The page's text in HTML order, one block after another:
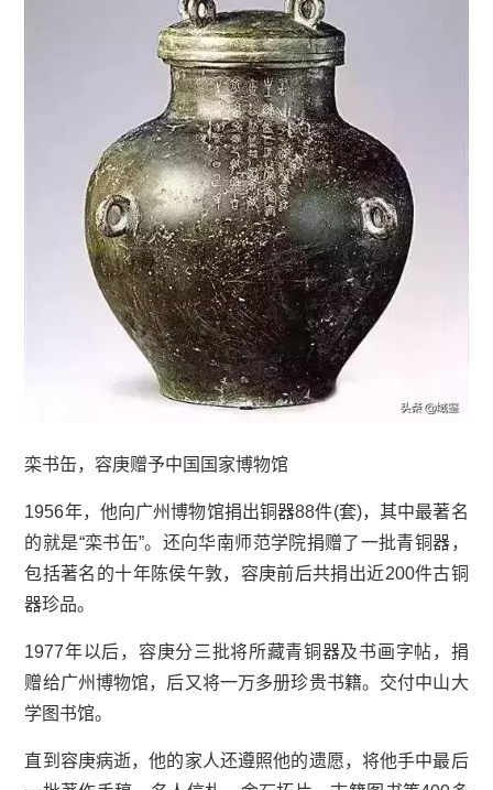
栾书缶，容庚赠予中国国家博物馆
1956年，他向广州博物馆捐出铜器88件(套)，其中最著名
的就是“栾书缶”。还向华南师范学院捐赠了一批青铜器，
包括著名的十年陈侯午敦，容庚前后共捐出近200件古铜
器珍品。
1977年以后，容庚分三批将所藏青铜器及书画字帖，捐
赠给广州博物馆，后又将一万多册珍贵书籍。交付中山大
学图书馆。
直到容庚病逝，他的家人还遵照他的遗愿，将他手中最后